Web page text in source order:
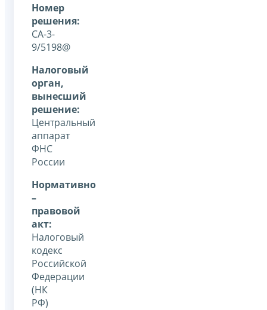
Номер
решения:
СА-3-
9/5198@
Налоговый
орган,
вынесший
решение:
Центральный
аппарат
ФНС
России
Нормативно
–
правовой
акт:
Налоговый
кодекс
Российской
Федерации
(НК
РФ)